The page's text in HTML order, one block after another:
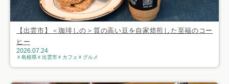
【出雲市】＜珈琲しの＞質の高い豆を自家焙煎した至福のコー
ヒー
2026.07.24
島根県 出雲市 カフェ グルメ